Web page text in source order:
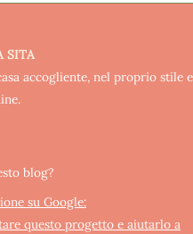
SITA
accogliente, nel proprio stile e
blog?
su Google:
questo progetto e aiutarlo a